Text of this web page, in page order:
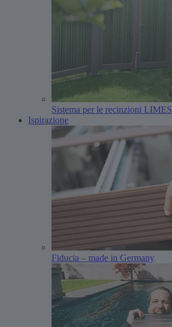
Sistema per le recinzioni LIMES
Ispirazione
Fiducia – made in Germany